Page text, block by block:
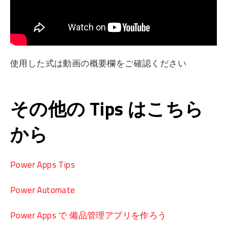
使用した式は動画の概要欄をご確認ください
その他の Tips はこちら
から
Power Apps Tips
Power Automate
Power Apps で 備品管理アプリを作ろう